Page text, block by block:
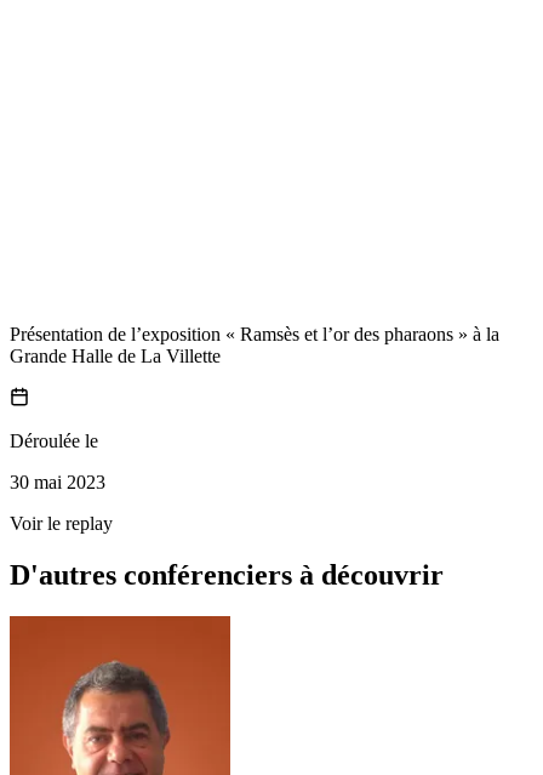
Présentation de l’exposition « Ramsès et l’or des pharaons » à la
Grande Halle de La Villette
Déroulée le
30 mai 2023
Voir le replay
D'autres conférenciers à découvrir